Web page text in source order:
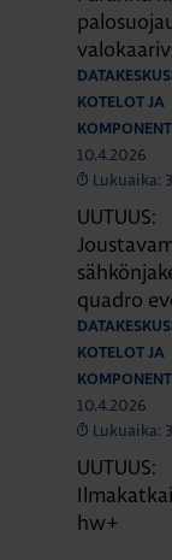
KOTELOT JA
10.4.2026
Lukuaika:
UUTUUS:
quadro
KOTELOT JA
10.4.2026
Lukuaika:
UUTUUS:
hw+